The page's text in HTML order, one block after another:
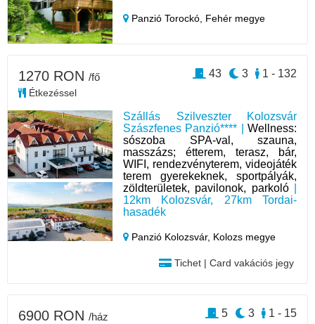
Panzió Torockó, Fehér megye
Szállás Szilveszter Kolozsvár
Szászfenes Panzió**** | Wellness:
sószoba SPA-val, szauna,
masszázs; étterem, terasz, bár,
WIFI, rendezvényterem, videojáték
terem gyerekeknek, sportpályák,
zöldterületek, pavilonok, parkoló|
12km Kolozsvár, 27km Tordai-
hasadék
Panzió Kolozsvár, Kolozs megye
Tichet | Card vakációs jegy
1270 RON /fő
Étkezéssel
1 - 132
3
43
6900 RON /ház 1 - 15
3
5